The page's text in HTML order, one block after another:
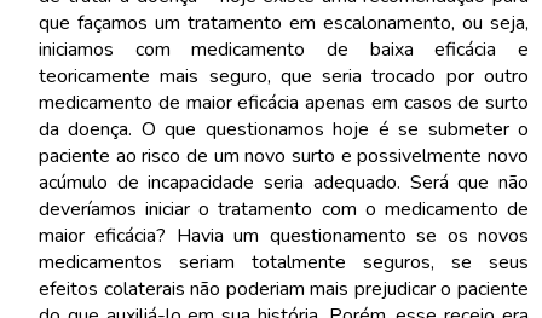
que façamos um tratamento em escalonamento, ou seja,
iniciamos com medicamento de baixa eficácia e
teoricamente mais seguro, que seria trocado por outro
medicamento de maior eficácia apenas em casos de surto
da doença. O que questionamos hoje é se submeter o
paciente ao risco de um novo surto e possivelmente novo
acúmulo de incapacidade seria adequado. Será que não
deveríamos iniciar o tratamento com o medicamento de
maior eficácia? Havia um questionamento se os novos
medicamentos seriam totalmente seguros, se seus
efeitos colaterais não poderiam mais prejudicar o paciente